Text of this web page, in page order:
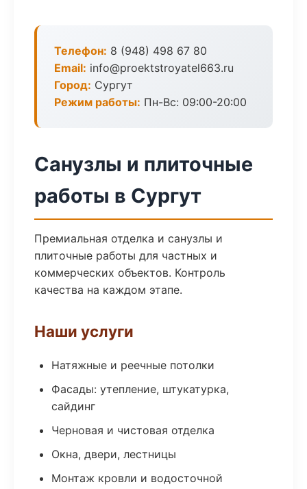
Телефон: 8 (948) 498 67 80
Email: info@proektstroyatel663.ru
Город: Сургут
Режим работы: Пн-Вс: 09:00-20:00
Санузлы и плиточные
работы в Сургут
Премиальная отделка и санузлы и
плиточные работы для частных и
коммерческих объектов. Контроль
качества на каждом этапе.
Наши услуги
Натяжные и реечные потолки
Фасады: утепление, штукатурка,
сайдинг
Черновая и чистовая отделка
Окна, двери, лестницы
Монтаж кровли и водосточной